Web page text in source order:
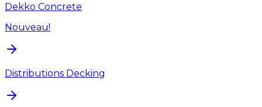
Dekko Concrete
Nouveau!
Distributions Decking